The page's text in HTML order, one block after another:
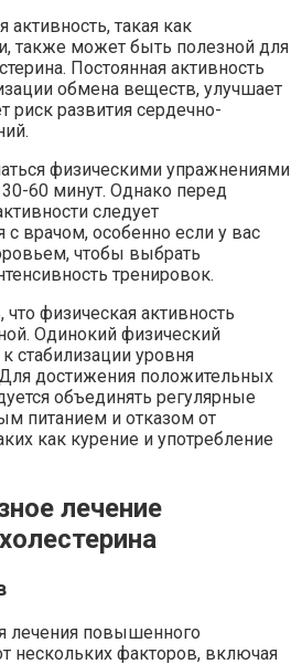
такая как
также может быть полезной для
Постоянная активность
обмена веществ, улучшает
риск развития сердечно-
физическими упражнениями
60 минут. Однако перед
следует
с врачом, особенно если у вас
чтобы выбрать
тренировок.
физическая активность
Одинокий физический
стабилизации уровня
достижения положительных
объединять регулярные
питанием и отказом от
как курение и употребление
лечение
лечения повышенного
нескольких факторов, включая